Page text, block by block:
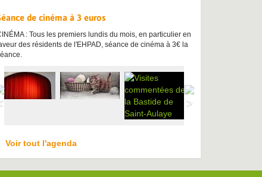
de cinéma à 3 euros
: Tous les premiers lundis du mois, en particulier en
des résidents de l'EHPAD, séance de cinéma à 3€ la
Voir tout l'agenda